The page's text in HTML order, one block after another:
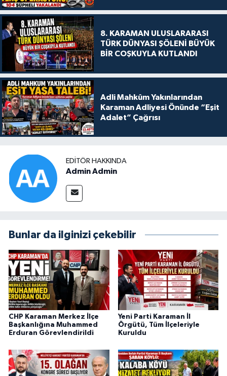
8. KARAMAN ULUSLARARASI
TÜRK DÜNYASI ŞÖLENİ BÜYÜK
BİR COŞKUYLA KUTLANDI
Adli Mahkûm Yakınlarından
Karaman Adliyesi Önünde “Eşit
Adalet” Çağrısı
EDITÖR HAKKINDA
Admin Admin
Bunlar da ilginizi çekebilir
CHP Karaman Merkez İlçe
Başkanlığına Muhammed
Erduran Görevlendirildi
Yeni Parti Karaman İl
Örgütü, Tüm İlçeleriyle
Kuruldu